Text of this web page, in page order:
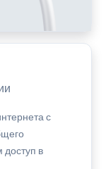
с
доступ в